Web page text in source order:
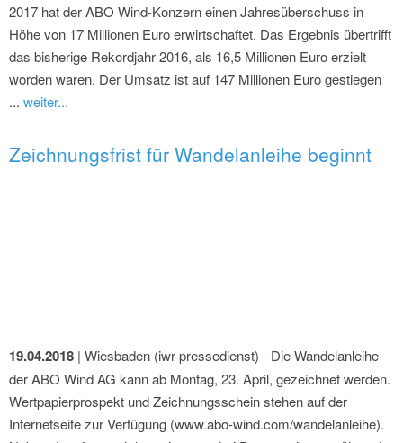
2017 hat der ABO Wind-Konzern einen Jahresüberschuss in
Höhe von 17 Millionen Euro erwirtschaftet. Das Ergebnis übertrifft
das bisherige Rekordjahr 2016, als 16,5 Millionen Euro erzielt
worden waren. Der Umsatz ist auf 147 Millionen Euro gestiegen
... weiter...
Zeichnungsfrist für Wandelanleihe beginnt
19.04.2018 | Wiesbaden (iwr-pressedienst) - Die Wandelanleihe
der ABO Wind AG kann ab Montag, 23. April, gezeichnet werden.
Wertpapierprospekt und Zeichnungsschein stehen auf der
Internetseite zur Verfügung (www.abo-wind.com/wandelanleihe).